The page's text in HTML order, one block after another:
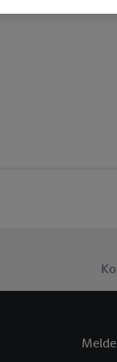
genauen
können, um Sie in
Hierzu wird von uns
Zudem erlauben Sie
den Lidl-Diensten
verwenden, um Sie
Insbesondere können